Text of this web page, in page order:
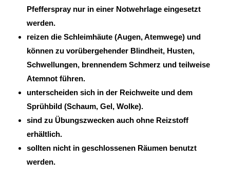
Pfefferspray nur in einer Notwehrlage eingesetzt
werden.
reizen die Schleimhäute (Augen, Atemwege) und
können zu vorübergehender Blindheit, Husten,
Schwellungen, brennendem Schmerz und teilweise
Atemnot führen.
unterscheiden sich in der Reichweite und dem
Sprühbild (Schaum, Gel, Wolke).
sind zu Übungszwecken auch ohne Reizstoff
erhältlich.
sollten nicht in geschlossenen Räumen benutzt
werden.